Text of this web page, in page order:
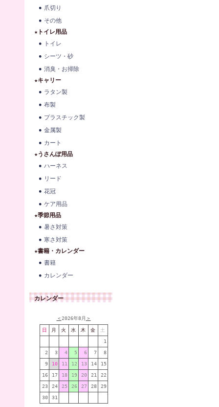
爪切り
その他
★トイレ用品
トイレ
シーツ・砂
消臭・お掃除
★キャリー
ラタン製
布製
プラスチック製
金属製
カート
★うさんぽ用品
ハーネス
リード
花冠
ケア用品
★季節用品
暑さ対策
寒さ対策
★書籍・カレンダー
書籍
カレンダー
カレンダー
＜2026年8月 ＞
日 月 火 水 木 金 土
1
2 3 4 5 6 7 8
9 10 11 12 13 14 15
16 17 18 19 20 21 22
23 24 25 26 27 28 29
30 31